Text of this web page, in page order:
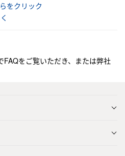
をクリック
FAQをご覧いただき、または弊社